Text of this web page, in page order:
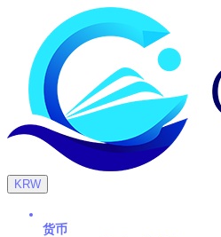
KRW
货币